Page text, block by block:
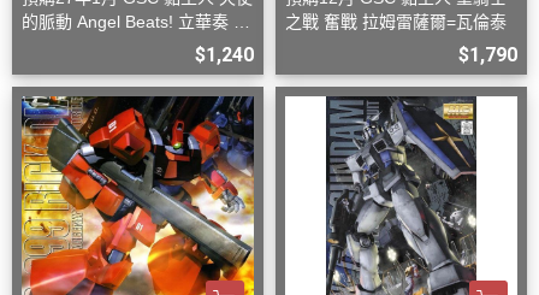
的脈動 Angel Beats! 立華奏 再
$1,240
之戰 奮戰 拉姆雷薩爾=瓦倫泰
$1,790